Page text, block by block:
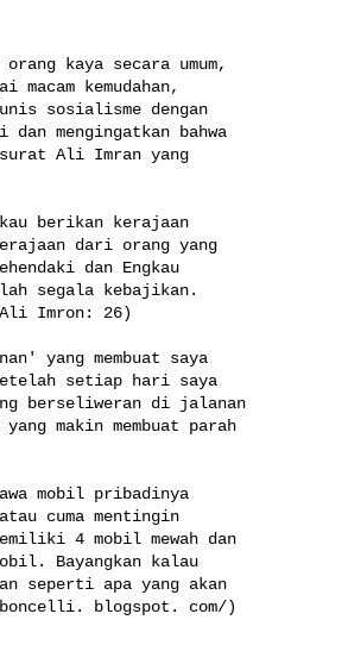
kaya secara umum,
kemudahan,
sosialisme dengan
mengingatkan bahwa
surat Ali Imran yang
berikan kerajaan
dari orang yang
dan Engkau
segala kebajikan.
(Ali Imron: 26)
yang membuat saya
setiap hari saya
berseliweran di jalanan
makin membuat parah
mobil pribadinya
cuma mentingin
4 mobil mewah dan
Bayangkan kalau
seperti apa yang akan
blogspot. com/)